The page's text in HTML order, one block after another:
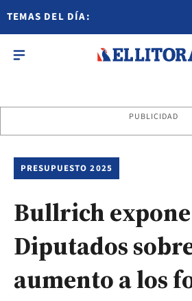
TEMAS DEL DÍA:
PUBLICIDAD
PRESUPUESTO 2025
Bullrich
Diputados
aumento a los